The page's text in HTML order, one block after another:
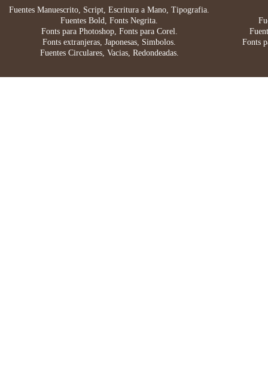
Fuentes Manuescrito, Script, Escritura a Mano, Tipografia.
Fuentes Bold, Fonts Negrita.
Fonts para Photoshop, Fonts para Corel.
Fonts extranjeras, Japonesas, Simbolos.
Fuentes Circulares, Vacias, Redondeadas.
Fonts